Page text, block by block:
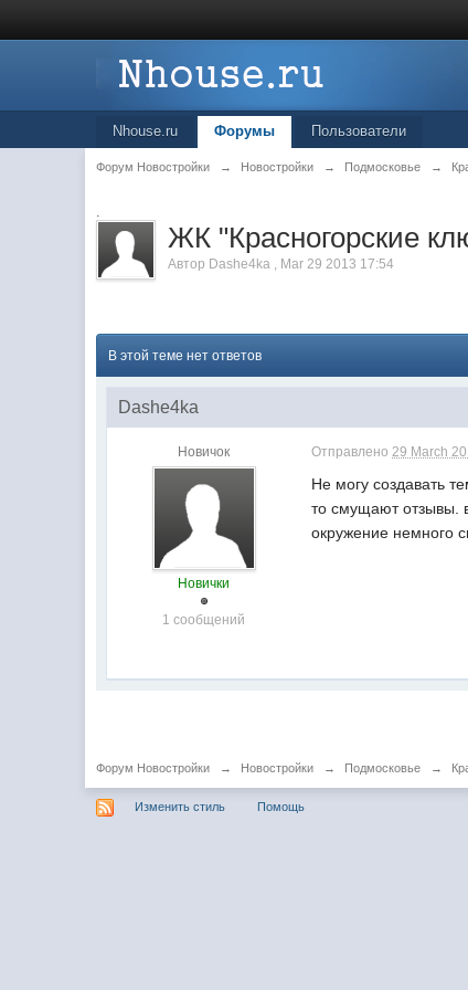
Nhouse.ru Форумы Пользователи
Форум Новостройки → Новостройки → Подмосковье →
.
ЖК "Красногорские
Автор Dashe4ka , Mar 29 2013 17:54
В этой теме нет ответов
Dashe4ka
Новичок
Новички
1 сообщений
Отправлено29 March
Не могу создавать
то смущают отзывы.
окружение немного
Форум Новостройки → Новостройки → Подмосковье →
Изменить стиль Помощь